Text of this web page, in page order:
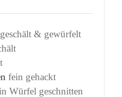
geschält & gewürfelt
fein gehackt
in Würfel geschnitten